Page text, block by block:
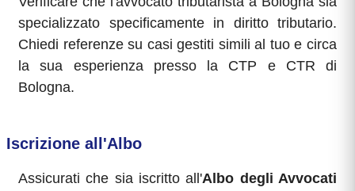
specializzato specificamente in diritto tributario.
Chiedi referenze su casi gestiti simili al tuo e circa
la sua esperienza presso la CTP e CTR di
Bologna.
Iscrizione all'Albo
Assicurati che sia iscritto all'Albo degli Avvocati